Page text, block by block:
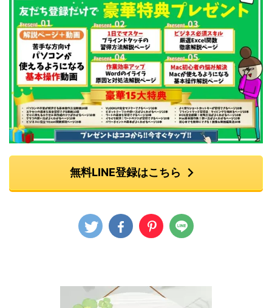
無料LINE登録はこちら